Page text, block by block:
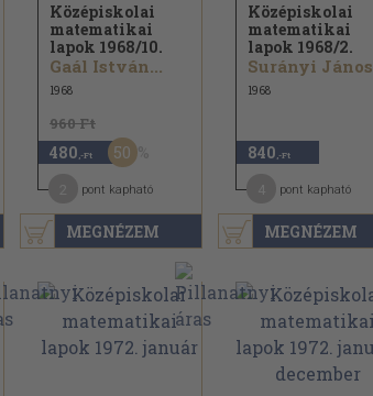
MEGNÉZEM
Középiskolai
matematikai
lapok 1968/10.
Gaál István...
1968
960 Ft
480 ,-Ft 50
pont kapható
MEGNÉZEM
Középiskolai
matematikai
lapok 1968/2.
Surányi János
1968
840 ,-Ft
pont kapható